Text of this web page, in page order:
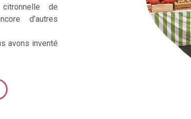
de
d’autres
avons inventé